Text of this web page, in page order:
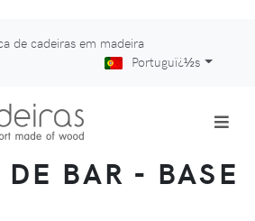
de cadeiras em madeira
Portuguï¿½s
BAR - BASE